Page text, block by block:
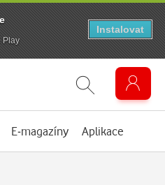
E-magazíny Aplikace
Play
Instalovat